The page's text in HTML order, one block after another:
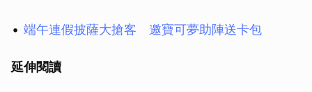
端午連假披薩大搶客 邀寶可夢助陣送卡包
延伸閱讀